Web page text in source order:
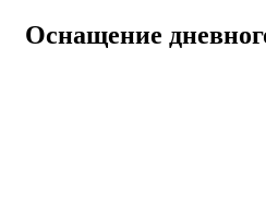
Оснащение